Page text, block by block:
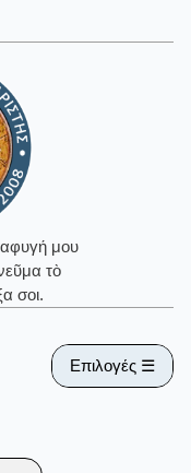
μου
τὸ
σοι.
Επιλογές ☰